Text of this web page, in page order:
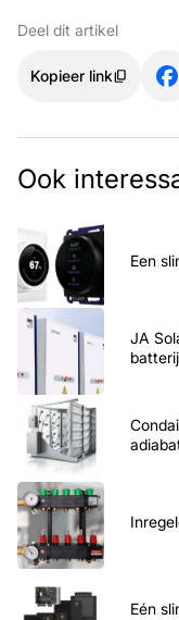
Deel dit artikel
Kopieer link
Ook
Een
JA
Eén